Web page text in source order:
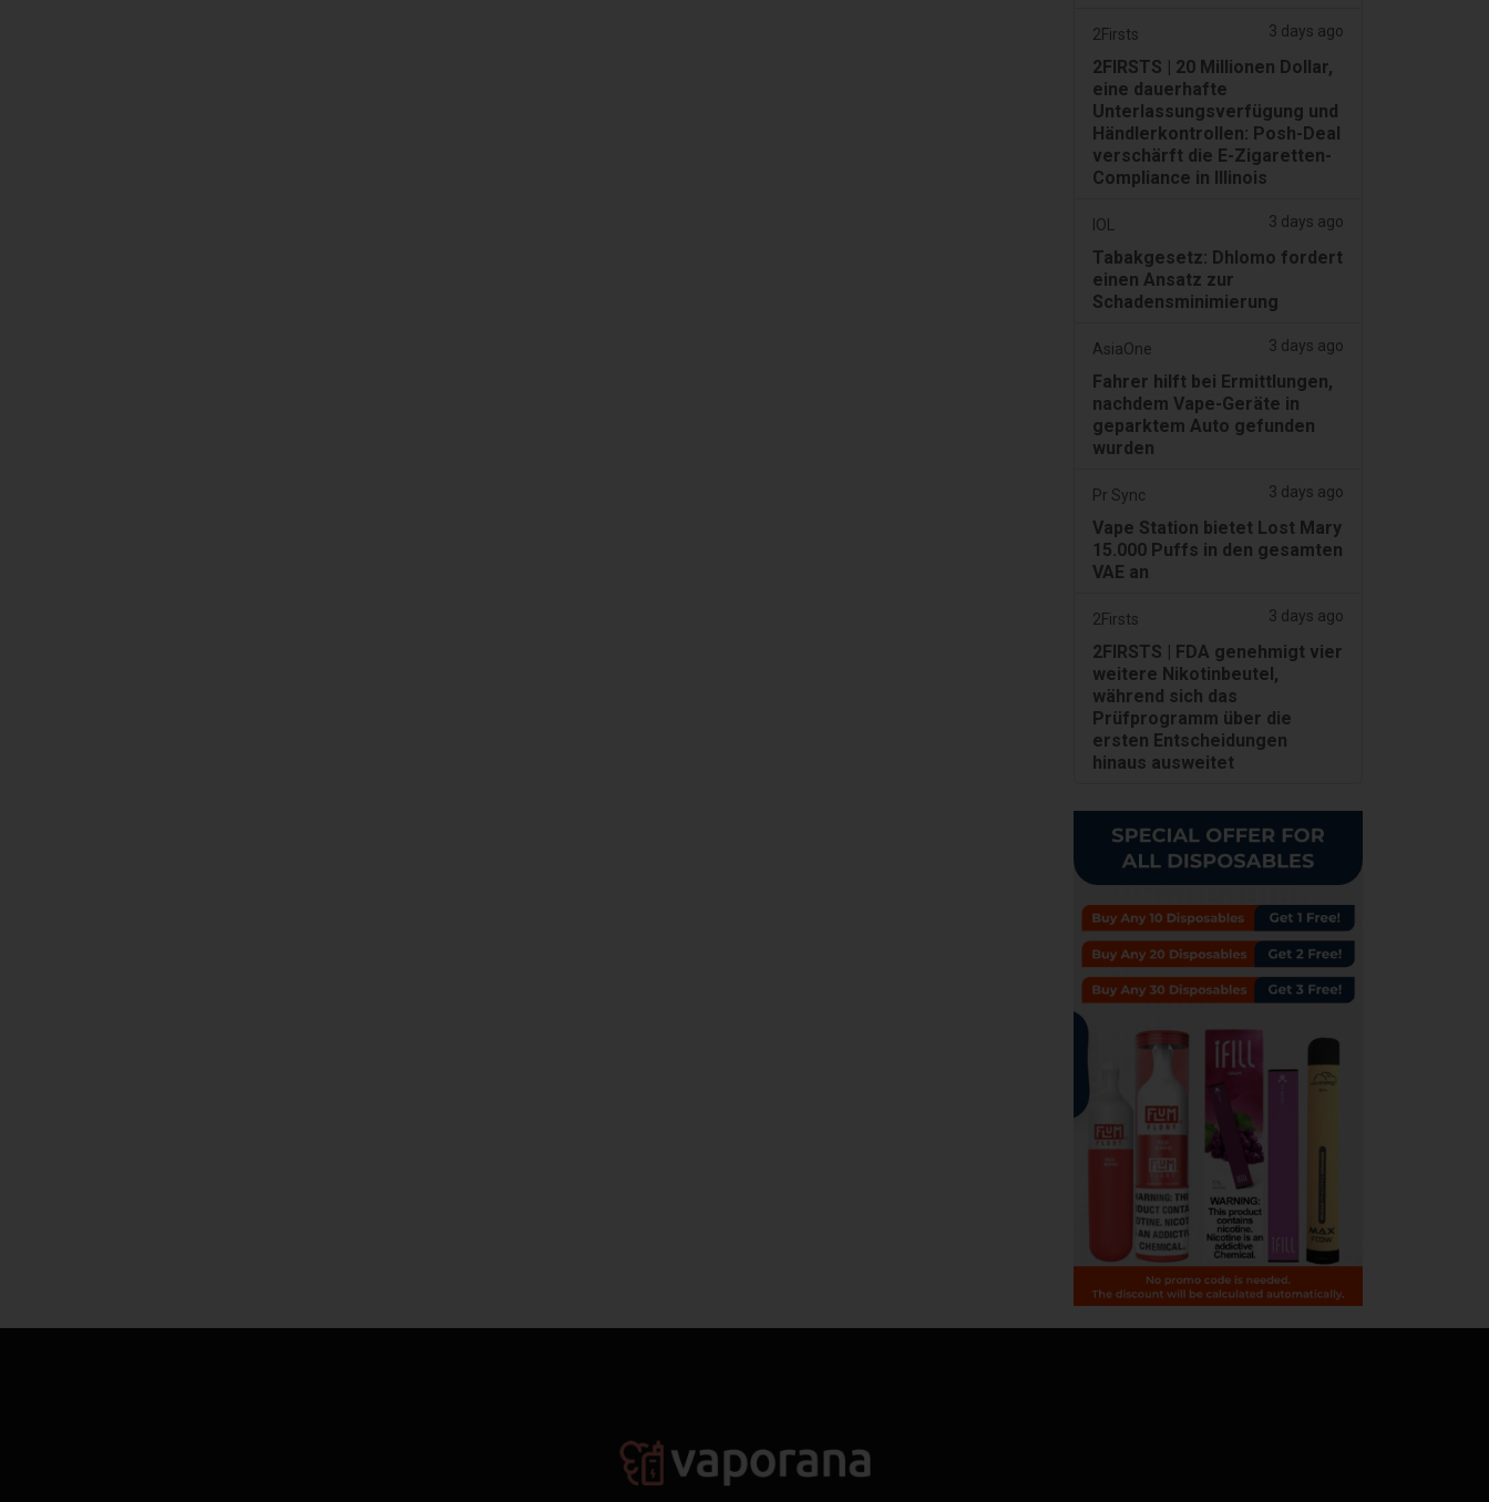
2Firsts 3 days ago
2FIRSTS | 20 Millionen Dollar,
eine dauerhafte
Unterlassungsverfügung und
Händlerkontrollen: Posh-Deal
verschärft die E-Zigaretten-
Compliance in Illinois
IOL 3 days ago
Tabakgesetz: Dhlomo fordert
einen Ansatz zur
Schadensminimierung
AsiaOne 3 days ago
Fahrer hilft bei Ermittlungen,
nachdem Vape-Geräte in
geparktem Auto gefunden
wurden
Pr Sync 3 days ago
Vape Station bietet Lost Mary
15.000 Puffs in den gesamten
VAE an
2Firsts 3 days ago
2FIRSTS | FDA genehmigt vier
weitere Nikotinbeutel,
während sich das
Prüfprogramm über die
ersten Entscheidungen
hinaus ausweitet